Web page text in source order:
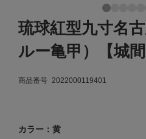
琉球紅型九寸名
ルー亀甲）【城間
商品番号 2022000119401
カラー：黄